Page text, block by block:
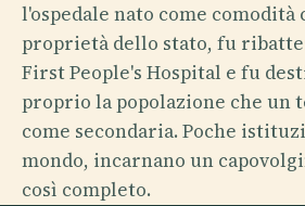
l'ospedale nato come
proprietà dello stato, fu
First People's Hospital e fu
proprio la popolazione che un
come secondaria. Poche
mondo, incarnano un
così completo.